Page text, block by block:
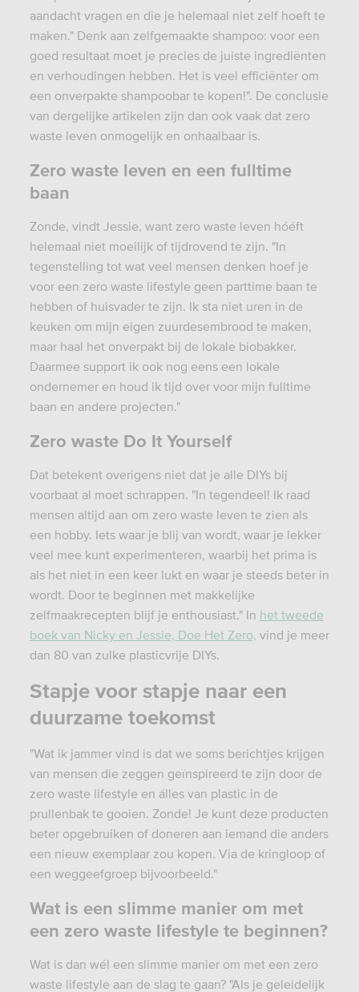
aandacht vragen en die je helemaal niet zelf hoeft te
maken." Denk aan zelfgemaakte shampoo: voor een
goed resultaat moet je precies de juiste ingrediënten
en verhoudingen hebben. Het is veel efficiënter om
een onverpakte shampoobar te kopen!". De conclusie
van dergelijke artikelen zijn dan ook vaak dat zero
waste leven onmogelijk en onhaalbaar is.
Zero waste leven en een fulltime
baan
Zonde, vindt Jessie, want zero waste leven hóéft
helemaal niet moeilijk of tijdrovend te zijn. "In
tegenstelling tot wat veel mensen denken hoef je
voor een zero waste lifestyle geen parttime baan te
hebben of huisvader te zijn. Ik sta niet uren in de
keuken om mijn eigen zuurdesembrood te maken,
maar haal het onverpakt bij de lokale biobakker.
Daarmee support ik ook nog eens een lokale
ondernemer en houd ik tijd over voor mijn fulltime
baan en andere projecten."
Zero waste Do It Yourself
Dat betekent overigens niet dat je alle DIYs bij
voorbaat al moet schrappen. "In tegendeel! Ik raad
mensen altijd aan om zero waste leven te zien als
een hobby. Iets waar je blij van wordt, waar je lekker
veel mee kunt experimenteren, waarbij het prima is
als het niet in een keer lukt en waar je steeds beter in
wordt. Door te beginnen met makkelijke
zelfmaakrecepten blijf je enthousiast." In het tweede
boek van Nicky en Jessie, Doe Het Zero, vind je meer
dan 80 van zulke plasticvrije DIYs.
Stapje voor stapje naar een
duurzame toekomst
"Wat ik jammer vind is dat we soms berichtjes krijgen
van mensen die zeggen geïnspireerd te zijn door de
zero waste lifestyle en álles van plastic in de
prullenbak te gooien. Zonde! Je kunt deze producten
beter opgebruiken of doneren aan iemand die anders
een nieuw exemplaar zou kopen. Via de kringloop of
een weggeefgroep bijvoorbeeld."
Wat is een slimme manier om met
een zero waste lifestyle te beginnen?
Wat is dan wél een slimme manier om met een zero
waste lifestyle aan de slag te gaan? "Als je geleidelijk